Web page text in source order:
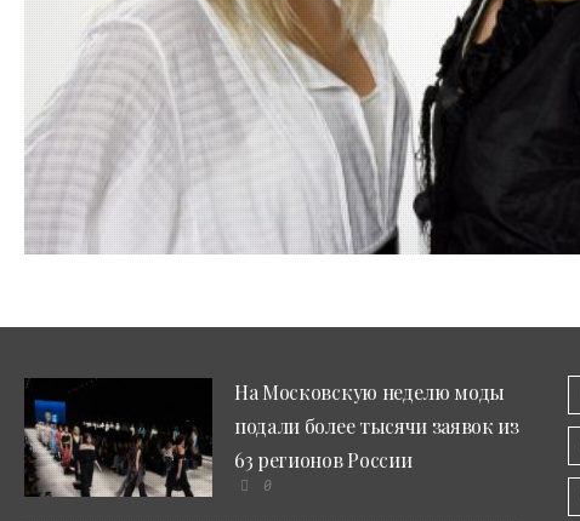
На Московскую неделю моды
подали более тысячи заявок из
63 регионов России
0